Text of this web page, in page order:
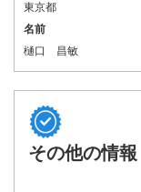
東京都
名前
樋口 昌敏
その他の情報